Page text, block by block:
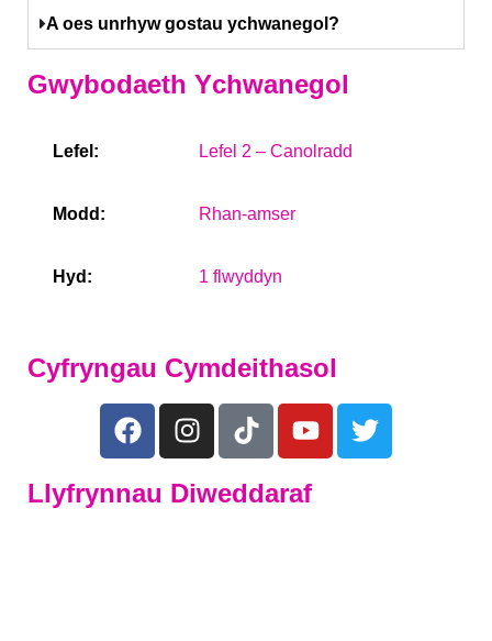
A oes unrhyw gostau ychwanegol?
Gwybodaeth Ychwanegol
Lefel: Lefel 2 – Canolradd
Modd: Rhan-amser
Hyd: 1 flwyddyn
Cyfryngau Cymdeithasol
Llyfrynnau Diweddaraf